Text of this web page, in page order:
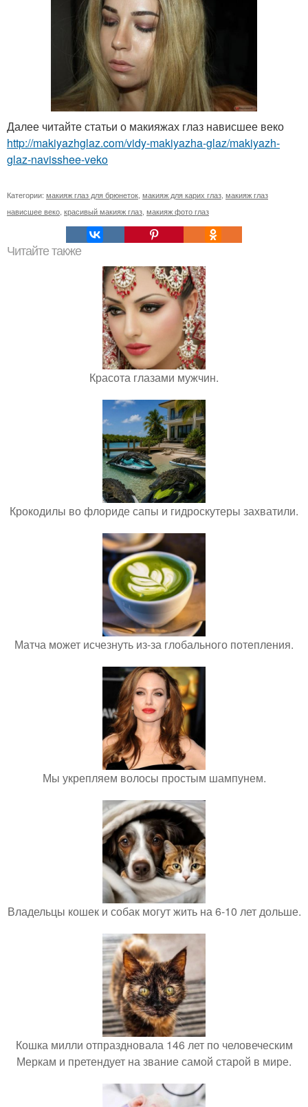
Далее читайте статьи о макияжах глаз нависшее веко
http://makiyazhglaz.com/vidy-makiyazha-glaz/makiyazh-
glaz-navisshee-veko
Категории: макияж глаз для брюнеток, макияж для карих глаз, макияж глаз
нависшее веко, красивый макияж глаз, макияж фото глаз
Читайте также
Красота глазами мужчин.
Крокодилы во флориде сапы и гидроскутеры захватили.
Матча может исчезнуть из-за глобального потепления.
Мы укрепляем волосы простым шампунем.
Владельцы кошек и собак могут жить на 6-10 лет дольше.
Кошка милли отпраздновала 146 лет по человеческим
Меркам и претендует на звание самой старой в мире.